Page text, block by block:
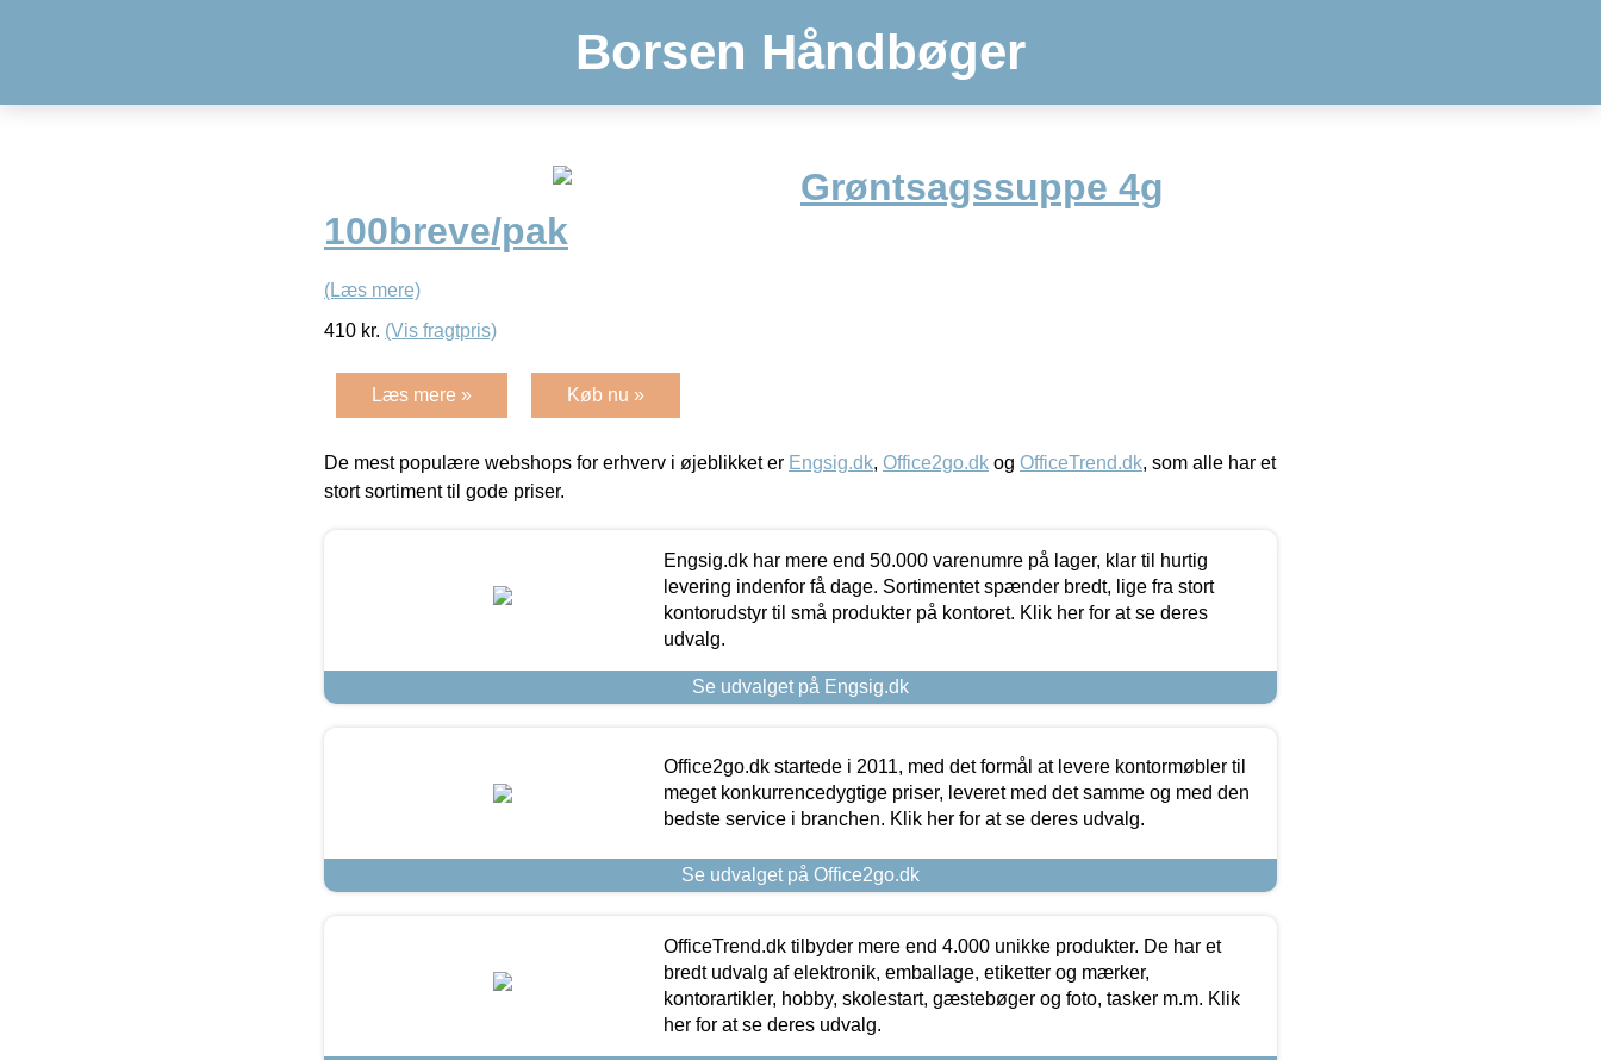
Borsen Håndbøger
Grøntsagssuppe 4g
100breve/pak
(Læs mere)
410 kr. (Vis fragtpris)
Læs mere » Køb nu »
De mest populære webshops for erhverv i øjeblikket er Engsig.dk, Office2go.dk og OfficeTrend.dk, som alle har et
stort sortiment til gode priser.
Engsig.dk har mere end 50.000 varenumre på lager, klar til hurtig
levering indenfor få dage. Sortimentet spænder bredt, lige fra stort
kontorudstyr til små produkter på kontoret. Klik her for at se deres
udvalg.
Se udvalget på Engsig.dk
Office2go.dk startede i 2011, med det formål at levere kontormøbler til
meget konkurrencedygtige priser, leveret med det samme og med den
bedste service i branchen. Klik her for at se deres udvalg.
Se udvalget på Office2go.dk
OfficeTrend.dk tilbyder mere end 4.000 unikke produkter. De har et
bredt udvalg af elektronik, emballage, etiketter og mærker,
kontorartikler, hobby, skolestart, gæstebøger og foto, tasker m.m. Klik
her for at se deres udvalg.